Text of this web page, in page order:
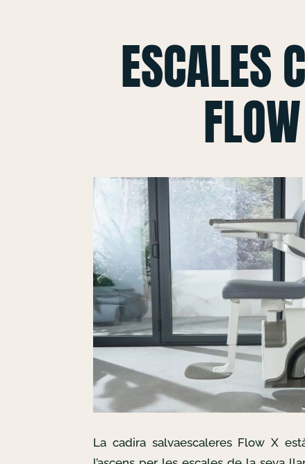
ESCALES
La cadira salvaescaleres Flow X